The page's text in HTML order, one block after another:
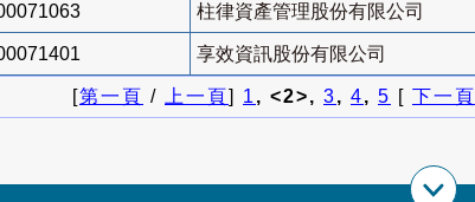
柱律資產管理股份有限公司
享效資訊股份有限公司
[第一頁 / 上一頁] 1, <2>, 3, 4, 5 [ 下一頁